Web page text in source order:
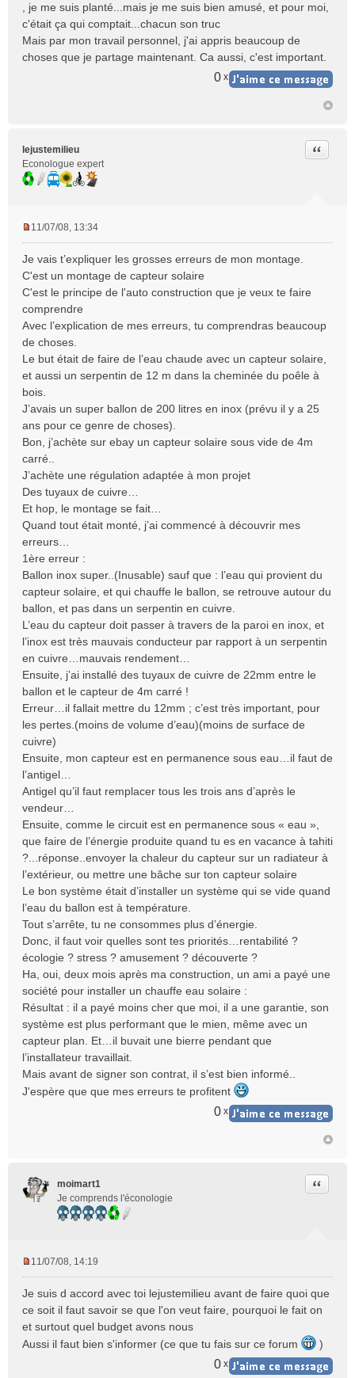
, je me suis planté...mais je me suis bien amusé, et pour moi,
c'était ça qui comptait...chacun son truc
Mais par mon travail personnel, j'ai appris beaucoup de
choses que je partage maintenant. Ca aussi, c'est important.
0 x
lejustemilieu
Econologue expert
Citer
s
s
a
g
e
n
l
u
11/07/08, 13:34
Je vais t’expliquer les grosses erreurs de mon montage.
C'est un montage de capteur solaire
C'est le principe de l'auto construction que je veux te faire
comprendre
Avec l’explication de mes erreurs, tu comprendras beaucoup
de choses.
Le but était de faire de l’eau chaude avec un capteur solaire,
et aussi un serpentin de 12 m dans la cheminée du poêle à
bois.
J’avais un super ballon de 200 litres en inox (prévu il y a 25
ans pour ce genre de choses).
Bon, j’achète sur ebay un capteur solaire sous vide de 4m
carré..
J’achète une régulation adaptée à mon projet
Des tuyaux de cuivre…
Et hop, le montage se fait…
Quand tout était monté, j’ai commencé à découvrir mes
erreurs…
1ère erreur :
Ballon inox super..(Inusable) sauf que : l’eau qui provient du
capteur solaire, et qui chauffe le ballon, se retrouve autour du
ballon, et pas dans un serpentin en cuivre.
L’eau du capteur doit passer à travers de la paroi en inox, et
l’inox est très mauvais conducteur par rapport à un serpentin
en cuivre…mauvais rendement…
Ensuite, j’ai installé des tuyaux de cuivre de 22mm entre le
ballon et le capteur de 4m carré !
Erreur…il fallait mettre du 12mm ; c’est très important, pour
les pertes.(moins de volume d’eau)(moins de surface de
cuivre)
Ensuite, mon capteur est en permanence sous eau…il faut de
l’antigel…
Antigel qu’il faut remplacer tous les trois ans d’après le
vendeur…
Ensuite, comme le circuit est en permanence sous « eau »,
que faire de l’énergie produite quand tu es en vacance à tahiti
?...réponse..envoyer la chaleur du capteur sur un radiateur à
l’extérieur, ou mettre une bâche sur ton capteur solaire
Le bon système était d’installer un système qui se vide quand
l’eau du ballon est à température.
Tout s’arrête, tu ne consommes plus d’énergie.
Donc, il faut voir quelles sont tes priorités…rentabilité ?
écologie ? stress ? amusement ? découverte ?
Ha, oui, deux mois après ma construction, un ami a payé une
société pour installer un chauffe eau solaire :
Résultat : il a payé moins cher que moi, il a une garantie, son
système est plus performant que le mien, même avec un
capteur plan. Et…il buvait une bierre pendant que
l’installateur travaillait.
Mais avant de signer son contrat, il s’est bien informé..
J'espère que que mes erreurs te profitent
0 x
moimart1
Je comprends l'éconologie
Citer
s
s
a
g
11/07/08, 14:19
Je suis d accord avec toi lejustemilieu avant de faire quoi que
ce soit il faut savoir se que l'on veut faire, pourquoi le fait on
et surtout quel budget avons nous
Aussi il faut bien s'informer (ce que tu fais sur ce forum
)
0 x